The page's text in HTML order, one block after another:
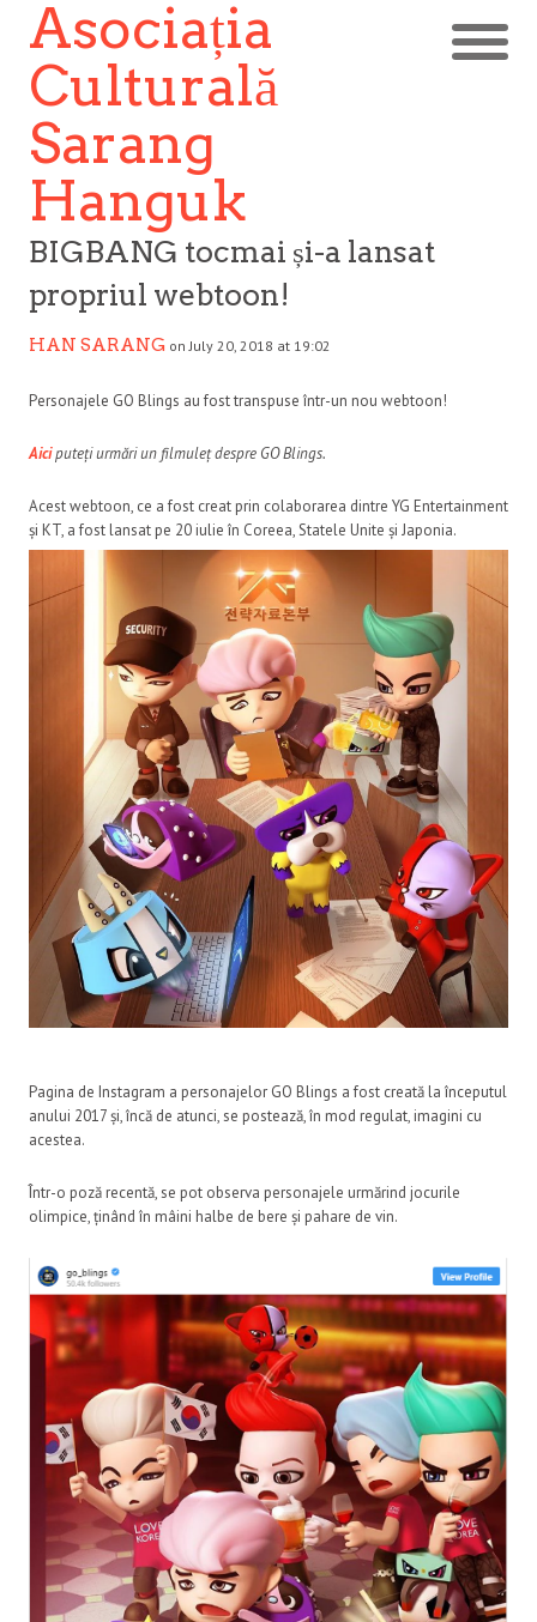
Asociația
Culturală
Sarang
Hanguk
BIGBANG tocmai și-a lansat
propriul webtoon!
HAN SARANG on July 20, 2018 at 19:02
Personajele GO Blings au fost transpuse într-un nou webtoon!
Aiciputeți urmări un filmuleț despre GO Blings.
Acest webtoon, ce a fost creat prin colaborarea dintre YG Entertainment
și KT, a fost lansat pe 20 iulie în Coreea, Statele Unite și Japonia.
Pagina de Instagram a personajelor GO Blings a fost creată la începutul
anului 2017 și, încă de atunci, se postează, în mod regulat, imagini cu
acestea.
Într-o poză recentă, se pot observa personajele urmărind jocurile
olimpice, ținând în mâini halbe de bere și pahare de vin.